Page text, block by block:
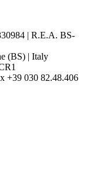
| R.E.A. BS-
(BS) | Italy
+39 030 82.48.406